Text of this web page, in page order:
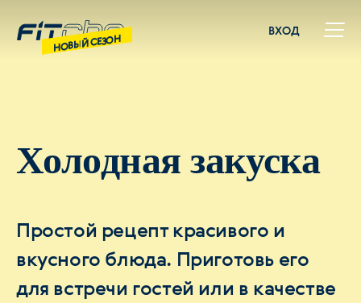
Холодная закуска
Простой рецепт красивого и
вкусного блюда. Приготовь его
для встречи гостей или в качестве
НОВЫЙ СЕЗОН
ВХОД